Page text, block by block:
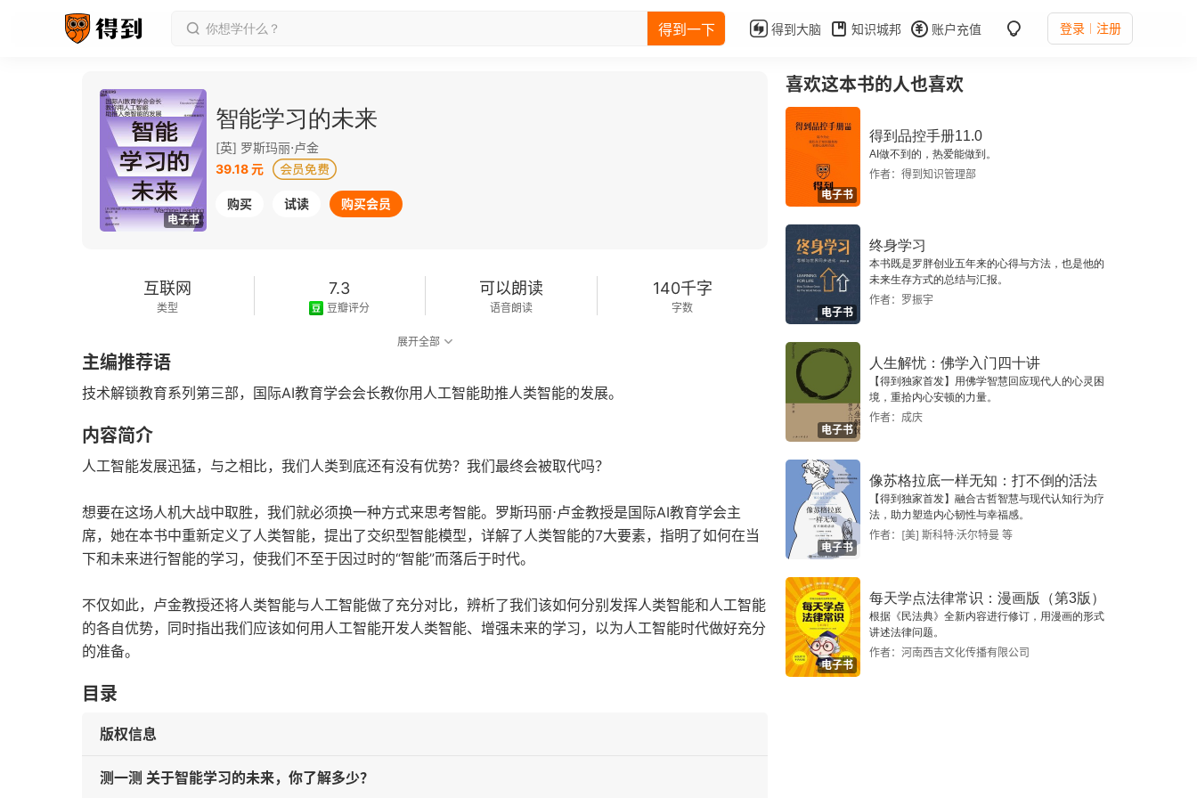
得到一下 得到大脑 知识城邦 账户充值 登录 注册
电子书
智能学习的未来
[英] 罗斯玛丽⋅卢金
39.18 元
购买 试读 购买会员
互联网
类型
7.3
豆瓣评分
可以朗读
语音朗读
140千字
字数
发行日期
展开全部
主编推荐语
技术解锁教育系列第三部，国际AI教育学会会长教你用人工智能助推人类智能的发展。
内容简介
人工智能发展迅猛，与之相比，我们人类到底还有没有优势？我们最终会被取代吗？
想要在这场人机大战中取胜，我们就必须换一种方式来思考智能。罗斯玛丽⋅卢金教授是国际AI教育学会主
席，她在本书中重新定义了人类智能，提出了交织型智能模型，详解了人类智能的7大要素，指明了如何在当
下和未来进行智能的学习，使我们不至于因过时的“智能”而落后于时代。
不仅如此，卢金教授还将人类智能与人工智能做了充分对比，辨析了我们该如何分别发挥人类智能和人工智能
的各自优势，同时指出我们应该如何用人工智能开发人类智能、增强未来的学习，以为人工智能时代做好充分
的准备。
目录
版权信息
测一测 关于智能学习的未来，你了解多少？
喜欢这本书的人也喜欢
电子书
得到品控手册11.0
AI做不到的，热爱能做到。
作者：得到知识管理部
电子书
终身学习
本书既是罗胖创业五年来的心得与方法，也是他的
未来生存方式的总结与汇报。
作者：罗振宇
电子书
人生解忧：佛学入门四十讲
【得到独家首发】用佛学智慧回应现代人的心灵困
境，重拾内心安顿的力量。
作者：成庆
电子书
像苏格拉底一样无知：打不倒的活法
【得到独家首发】融合古哲智慧与现代认知行为疗
法，助力塑造内心韧性与幸福感。
作者：[美] 斯科特·沃尔特曼 等
电子书
每天学点法律常识：漫画版（第3版）
根据《民法典》全新内容进行修订，用漫画的形式
讲述法律问题。
作者：河南西吉文化传播有限公司